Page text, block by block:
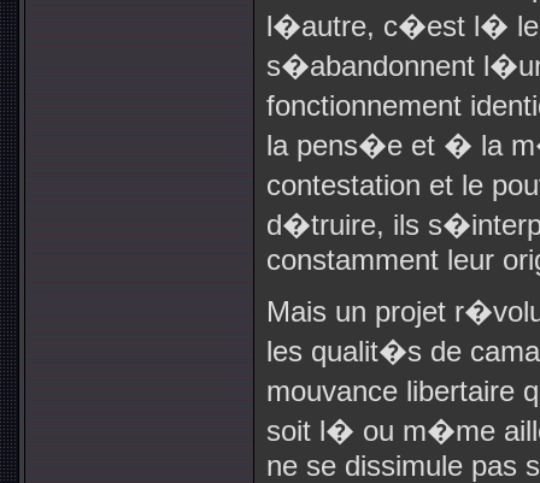
l�autre, c�est l�
s�abandonnent
fonctionnement
la pens�e et � la
contestation et le
d�truire, ils
constamment leur
Mais un projet
les qualit�s de
mouvance libertaire
soit l� ou m�me
ne se dissimule pas